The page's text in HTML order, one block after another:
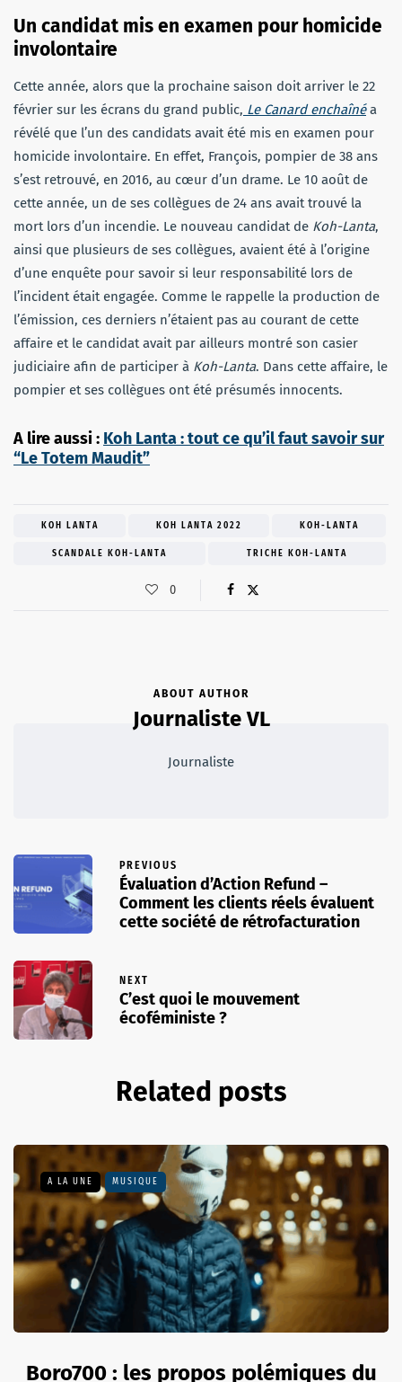
Un candidat mis en examen pour homicide
involontaire
Cette année, alors que la prochaine saison doit arriver le 22
février sur les écrans du grand public, Le Canard enchaînéa
révélé que l’un des candidats avait été mis en examen pour
homicide involontaire. En effet, François, pompier de 38 ans
s’est retrouvé, en 2016, au cœur d’un drame. Le 10 août de
cette année, un de ses collègues de 24 ans avait trouvé la
mort lors d’un incendie. Le nouveau candidat de Koh-Lanta,
ainsi que plusieurs de ses collègues, avaient été à l’origine
d’une enquête pour savoir si leur responsabilité lors de
l’incident était engagée. Comme le rappelle la production de
l’émission, ces derniers n’étaient pas au courant de cette
affaire et le candidat avait par ailleurs montré son casier
judiciaire afin de participer à Koh-Lanta. Dans cette affaire, le
pompier et ses collègues ont été présumés innocents.
A lire aussi : Koh Lanta : tout ce qu’il faut savoir sur
“Le Totem Maudit”
KOH LANTA KOH LANTA 2022 KOH-LANTA
SCANDALE KOH-LANTA TRICHE KOH-LANTA
0
ABOUT AUTHOR
Journaliste VL
Journaliste
PREVIOUS
Évaluation d’Action Refund –
Comment les clients réels évaluent
cette société de rétrofacturation
NEXT
C’est quoi le mouvement
écoféministe ?
Related posts
A LA UNE MUSIQUE
Boro700 : les propos polémiques du